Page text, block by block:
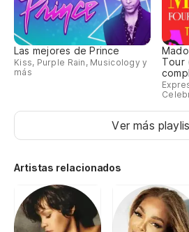
Las mejores de Prince
Kiss, Purple Rain, Musicology y
más
Tour
Ver más
Artistas relacionados